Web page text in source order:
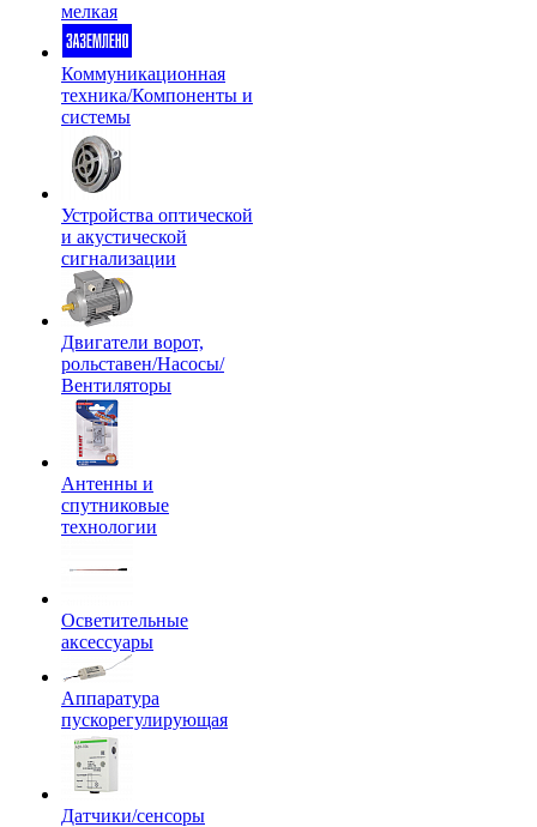
мелкая
Коммуникационная
техника/Компоненты и
системы
Устройства оптической
и акустической
сигнализации
Двигатели ворот,
рольставен/Насосы/
Вентиляторы
Антенны и
спутниковые
технологии
Осветительные
аксессуары
Аппаратура
пускорегулирующая
Датчики/сенсоры